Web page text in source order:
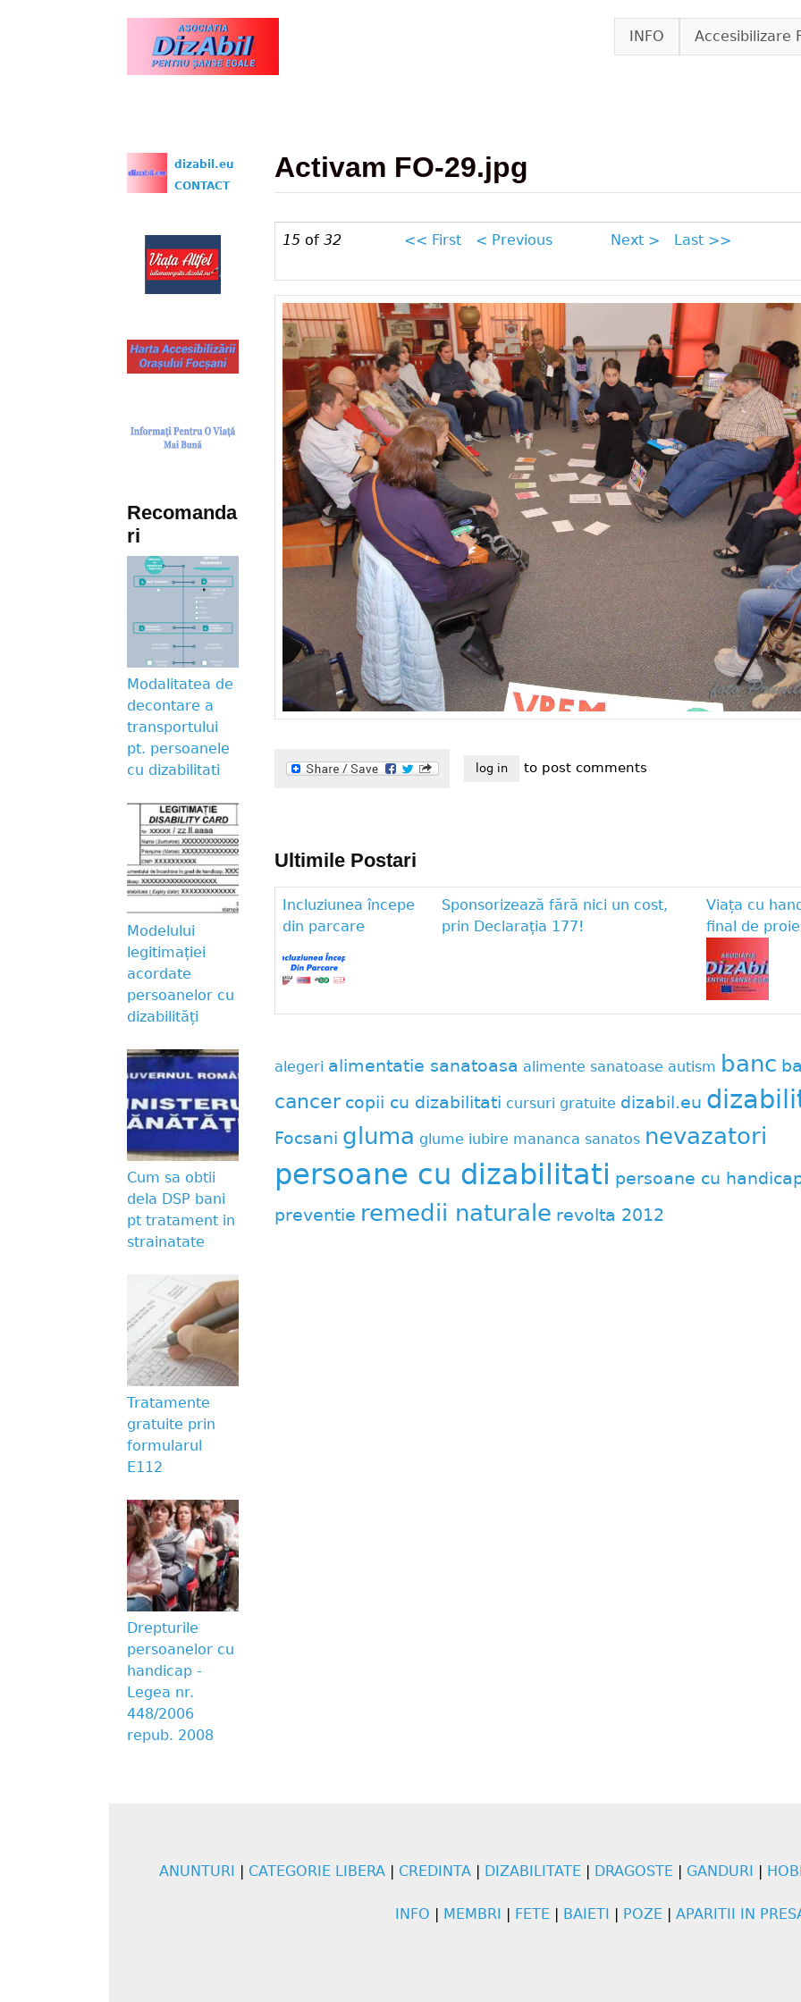
Skip to main content
www.dizabil.eu INFO Accesibilizare
Activam FO-29.jpg
15 of 32 << First < Previous Next > Last >>
Activam FO-29.jpg
log in to post comments
Ultimile Postari
Incluziunea începe
din parcare
Sponsorizează fără nici un cost,
prin Declarația 177!
Viața cu
final de
alegeri alimentatie sanatoasa alimente sanatoase autism banc
cancer copii cu dizabilitati cursuri gratuite dizabil.eu
Focsani gluma glume iubire mananca sanatos nevazatori
persoane cu dizabilitati persoane cu
preventie remedii naturale revolta 2012
dizabil.eu
CONTACT
Recomanda
ri
Modalitatea de
decontare a
transportului
pt. persoanele
cu dizabilitati
Modelului
legitimației
acordate
persoanelor cu
dizabilități
Cum sa obtii
dela DSP bani
pt tratament in
strainatate
Tratamente
gratuite prin
formularul
E112
Drepturile
persoanelor cu
handicap -
Legea nr.
448/2006
repub. 2008
ANUNTURI CATEGORIE LIBERA CREDINTA DIZABILITATE DRAGOSTE GANDURI
INFO MEMBRI FETE BAIETI POZE APARITII IN